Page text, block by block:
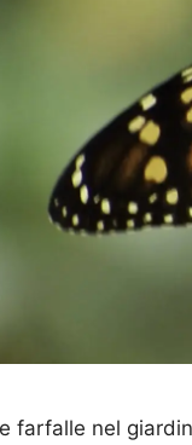
farfalle nel